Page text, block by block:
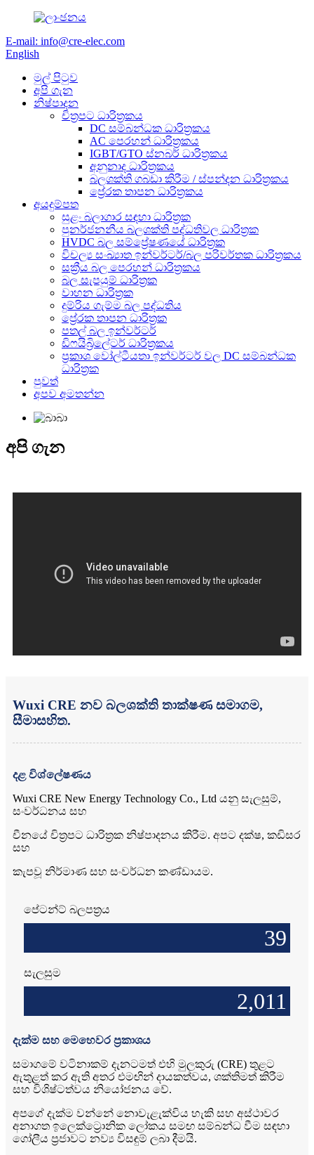
E-mail: info@cre-elec.com
English
මුල් පිටුව
අපි ගැන
නිෂ්පාදන
චිත්‍රපට ධාරිත්‍රකය
DC සම්බන්ධක ධාරිත්‍රකය
AC පෙරහන් ධාරිත්‍රකය
IGBT/GTO ස්නබර් ධාරිත්‍රකය
අනුනාද ධාරිත්‍රකය
බලශක්ති ගබඩා කිරීම / ස්පන්දන ධාරිත්‍රකය
ප්‍රේරක තාපන ධාරිත්‍රකය
අයදුම්පත
සුළං බලාගාර සඳහා ධාරිත්‍රක
පුනර්ජනනීය බලශක්ති පද්ධතිවල ධාරිත්‍රක
HVDC බල සම්ප්‍රේෂණයේ ධාරිත්‍රක
විචල්‍ය සංඛ්‍යාත ඉන්වර්ටර්/බල පරිවර්තක ධාරිත්‍රකය
සක්‍රීය බල පෙරහන් ධාරිත්‍රකය
බල සැපයුම් ධාරිත්‍රක
වාහන ධාරිත්‍රක
දුම්රිය ගැම්ම බල පද්ධතිය
ප්‍රේරක තාපන ධාරිත්‍රක
පතල් බල ඉන්වර්ටර්
ඩිෆයිබ්‍රිලේටර් ධාරිත්‍රකය
ප්‍රකාශ වෝල්ටීයතා ඉන්වර්ටර් වල DC සම්බන්ධක
ධාරිත්‍රක
පුවත්
අපව අමතන්න
අපි ගැන
Wuxi CRE නව බලශක්ති තාක්ෂණ සමාගම,
සීමාසහිත.
දළ විශ්ලේෂණය
Wuxi CRE New Energy Technology Co., Ltd යනු සැලසුම්,
සංවර්ධනය සහ
චීනයේ චිත්‍රපට ධාරිත්‍රක නිෂ්පාදනය කිරීම. අපට දක්ෂ, කඩිසර
සහ
කැපවූ නිර්මාණ සහ සංවර්ධන කණ්ඩායම.
පේටන්ට් බලපත්‍රය
39
සැලසුම
2,011
දැක්ම සහ මෙහෙවර ප්‍රකාශය
සමාගමේ වටිනාකම් දැනටමත් එහි මුලකුරු (CRE) තුළට
ඇතුළත් කර ඇති අතර එමඟින් දායකත්වය, ශක්තිමත් කිරීම
සහ විශිෂ්ටත්වය නියෝජනය වේ.
අපගේ දැක්ම වන්නේ නොවැළැක්විය හැකි සහ අස්ථාවර
අනාගත ඉලෙක්ට්‍රොනික ලෝකය සමඟ සම්බන්ධ වීම සඳහා
ගෝලීය ප්‍රජාවට නව්‍ය විසඳුම් ලබා දීමයි.